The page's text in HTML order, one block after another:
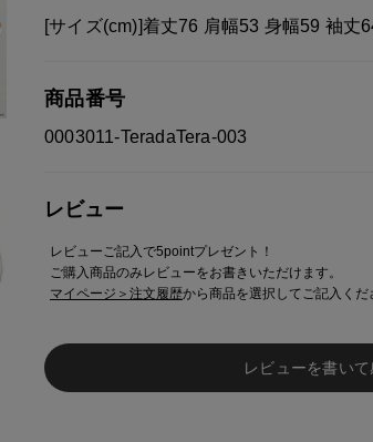
[サイズ(cm)]着丈76 肩幅53 身幅59 袖丈
商品番号
0003011-TeradaTera-003
レビュー
レビューご記入で5pointプレゼント！
ご購入商品のみレビューをお書きいただけます。
マイページ＞注文履歴から商品を選択してご記入く
レビューを書い